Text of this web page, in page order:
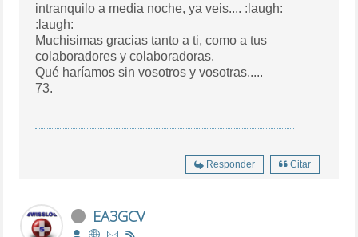
intranquilo a media noche, ya veis.... :laugh:
:laugh:
Muchisimas gracias tanto a ti, como a tus
colaboradores y colaboradoras.
Qué haríamos sin vosotros y vosotras.....
73.
Responder Citar
EA3GCV